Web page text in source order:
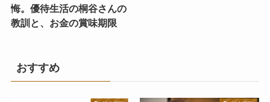
悔。優待生活の桐谷さんの
教訓と、お金の賞味期限
おすすめ